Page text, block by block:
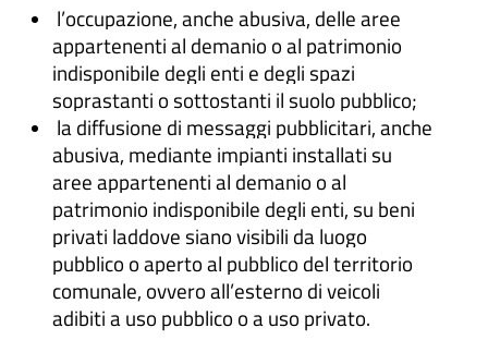
l’occupazione, anche abusiva, delle aree
appartenenti al demanio o al patrimonio
indisponibile degli enti e degli spazi
soprastanti o sottostanti il suolo pubblico;
la diffusione di messaggi pubblicitari, anche
abusiva, mediante impianti installati su
aree appartenenti al demanio o al
patrimonio indisponibile degli enti, su beni
privati laddove siano visibili da luogo
pubblico o aperto al pubblico del territorio
comunale, ovvero all’esterno di veicoli
adibiti a uso pubblico o a uso privato.